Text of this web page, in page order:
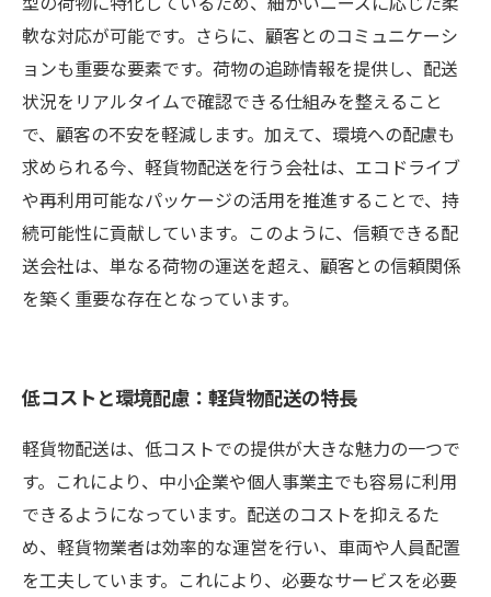
軟な対応が可能です。さらに、顧客とのコミュニケーシ
ョンも重要な要素です。荷物の追跡情報を提供し、配送
状況をリアルタイムで確認できる仕組みを整えること
で、顧客の不安を軽減します。加えて、環境への配慮も
求められる今、軽貨物配送を行う会社は、エコドライブ
や再利用可能なパッケージの活用を推進することで、持
続可能性に貢献しています。このように、信頼できる配
送会社は、単なる荷物の運送を超え、顧客との信頼関係
を築く重要な存在となっています。
低コストと環境配慮：軽貨物配送の特長
軽貨物配送は、低コストでの提供が大きな魅力の一つで
す。これにより、中小企業や個人事業主でも容易に利用
できるようになっています。配送のコストを抑えるた
め、軽貨物業者は効率的な運営を行い、車両や人員配置
を工夫しています。これにより、必要なサービスを必要